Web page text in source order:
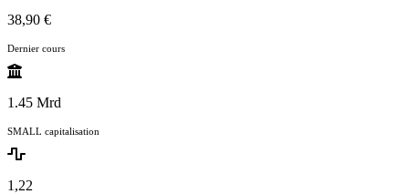
38,90 €
Dernier cours
1.45 Mrd
SMALL capitalisation
1,22